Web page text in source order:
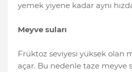
yemek yiyene kadar aynı
Meyve suları
Früktoz seviyesi yüksek olan
açar. Bu nedenle taze meyve